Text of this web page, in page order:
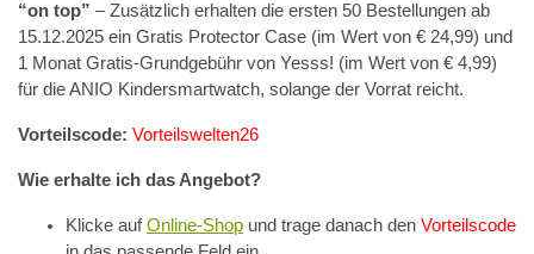
“on top” – Zusätzlich erhalten die ersten 50 Bestellungen ab
15.12.2025 ein Gratis Protector Case (im Wert von € 24,99) und
1 Monat Gratis-Grundgebühr von Yesss! (im Wert von € 4,99)
für die ANIO Kindersmartwatch, solange der Vorrat reicht.
Vorteilscode: Vorteilswelten26
Wie erhalte ich das Angebot?
Klicke aufOnline-Shop und trage danach den Vorteilscode